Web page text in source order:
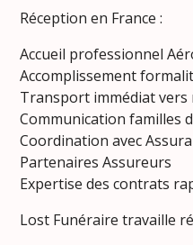
Réception en France :
Accueil professionnel
Accomplissement
Transport immédiat
Communication familles
Coordination avec
Partenaires Assureurs
Expertise des contrats
Lost Funéraire travaille